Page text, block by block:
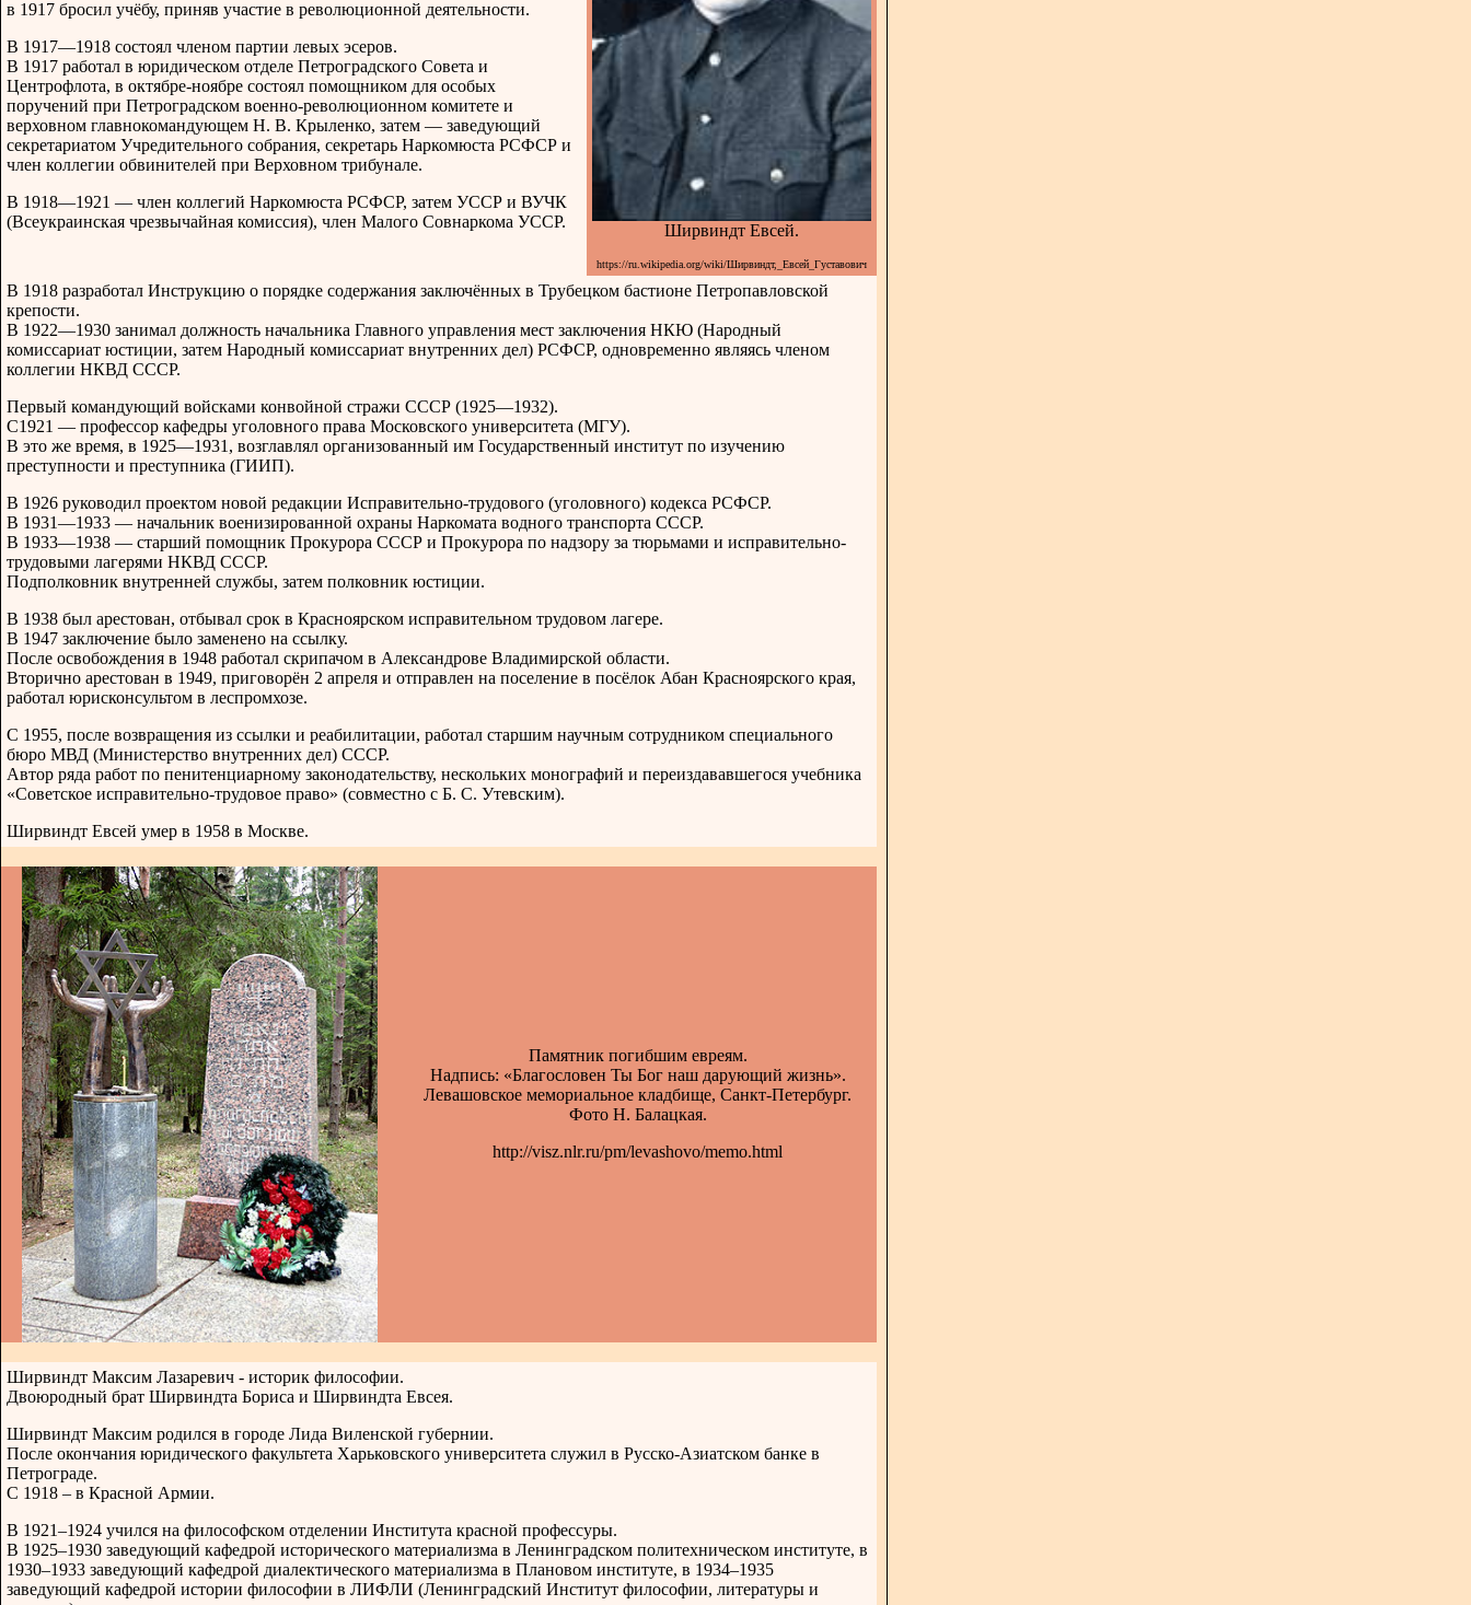
в 1917 бросил учёбу, приняв участие в революционной деятельности.
В 1917—1918 состоял членом партии левых эсеров.
В 1917 работал в юридическом отделе Петроградского Совета и
Центрофлота, в октябре-ноябре состоял помощником для особых
поручений при Петроградском военно-революционном комитете и
верховном главнокомандующем Н. В. Крыленко, затем — заведующий
секретариатом Учредительного собрания, секретарь Наркомюста РСФСР и
член коллегии обвинителей при Верховном трибунале.
В 1918—1921 — член коллегий Наркомюста РСФСР, затем УССР и ВУЧК
(Всеукраинская чрезвычайная комиссия), член Малого Совнаркома УССР.
Ширвиндт Евсей.
https://ru.wikipedia.org/wiki/Ширвиндт,_Евсей_Густавович
В 1918 разработал Инструкцию о порядке содержания заключённых в Трубецком бастионе Петропавловской
крепости.
В 1922—1930 занимал должность начальника Главного управления мест заключения НКЮ (Народный
комиссариат юстиции, затем Народный комиссариат внутренних дел) РСФСР, одновременно являясь членом
коллегии НКВД СССР.
Первый командующий войсками конвойной стражи СССР (1925—1932).
С1921 — профессор кафедры уголовного права Московского университета (МГУ).
В это же время, в 1925—1931, возглавлял организованный им Государственный институт по изучению
преступности и преступника (ГИИП).
В 1926 руководил проектом новой редакции Исправительно-трудового (уголовного) кодекса РСФСР.
В 1931—1933 — начальник военизированной охраны Наркомата водного транспорта СССР.
В 1933—1938 — старший помощник Прокурора СССР и Прокурора по надзору за тюрьмами и исправительно-
трудовыми лагерями НКВД СССР.
Подполковник внутренней службы, затем полковник юстиции.
В 1938 был арестован, отбывал срок в Красноярском исправительном трудовом лагере.
В 1947 заключение было заменено на ссылку.
После освобождения в 1948 работал скрипачом в Александрове Владимирской области.
Вторично арестован в 1949, приговорён 2 апреля и отправлен на поселение в посёлок Абан Красноярского края,
работал юрисконсультом в леспромхозе.
С 1955, после возвращения из ссылки и реабилитации, работал старшим научным сотрудником специального
бюро МВД (Министерство внутренних дел) СССР.
Автор ряда работ по пенитенциарному законодательству, нескольких монографий и переиздававшегося учебника
«Советское исправительно-трудовое право» (совместно с Б. С. Утевским).
Ширвиндт Евсей умер в 1958 в Москве.
Памятник погибшим евреям.
Надпись: «Благословен Ты Бог наш дарующий жизнь».
Левашовское мемориальное кладбище, Санкт-Петербург.
Фото Н. Балацкая.
http://visz.nlr.ru/pm/levashovo/memo.html
Ширвиндт Максим Лазаревич - историк философии.
Двоюродный брат Ширвиндта Бориса и Ширвиндта Евсея.
Ширвиндт Максим родился в городе Лида Виленской губернии.
После окончания юридического факультета Харьковского университета служил в Русско-Азиатском банке в
Петрограде.
С 1918 – в Красной Армии.
В 1921–1924 учился на философском отделении Института красной профессуры.
В 1925–1930 заведующий кафедрой исторического материализма в Ленинградском политехническом институте, в
1930–1933 заведующий кафедрой диалектического материализма в Плановом институте, в 1934–1935
заведующий кафедрой истории философии в ЛИФЛИ (Ленинградский Институт философии, литературы и